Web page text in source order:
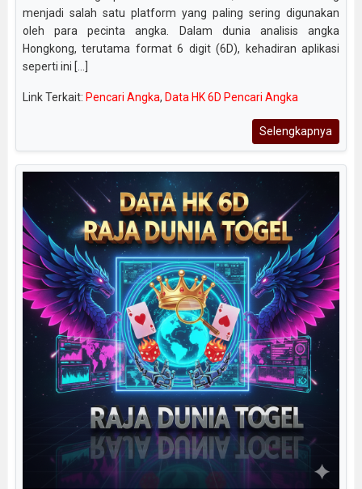
menjadi salah satu platform yang paling sering digunakan
oleh para pecinta angka. Dalam dunia analisis angka
Hongkong, terutama format 6 digit (6D), kehadiran aplikasi
seperti ini [...]
Link Terkait: Pencari Angka, Data HK 6D Pencari Angka
Selengkapnya